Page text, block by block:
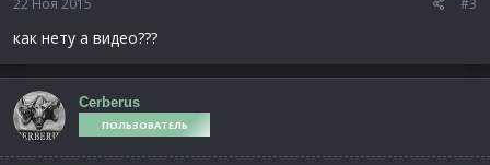
22 Ноя 2015 #3
как нету а видео???
Cerberus
ПОЛЬЗОВАТЕЛЬ